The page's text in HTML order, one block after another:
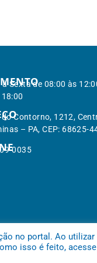
à Sexta de 08:00 às
do Contorno, 1212,
– PA, CEP: 68625-
0035
no portal. Ao
isso é feito,